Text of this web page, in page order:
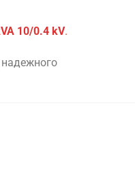
10/0.4 kV.
надежного